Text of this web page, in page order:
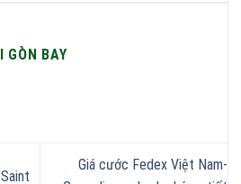
GÒN BAY
Giá cước Fedex Việt Nam-